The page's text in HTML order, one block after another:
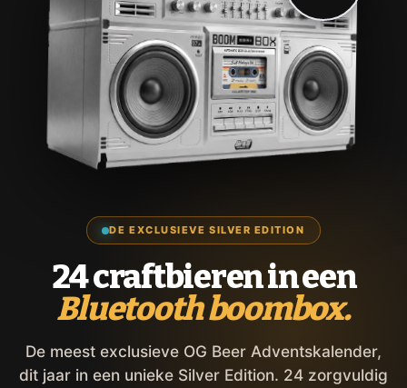
DE EXCLUSIEVE SILVER EDITION
24 craftbieren in een
Bluetooth boombox.
De meest exclusieve OG Beer Adventskalender,
dit jaar in een unieke Silver Edition. 24 zorgvuldig